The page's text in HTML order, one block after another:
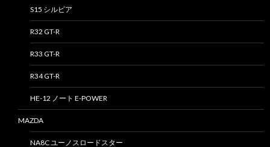
S15 シルビア
R32 GT-R
R33 GT-R
R34 GT-R
HE-12 ノート E-POWER
MAZDA
NA8C ユーノスロードスター